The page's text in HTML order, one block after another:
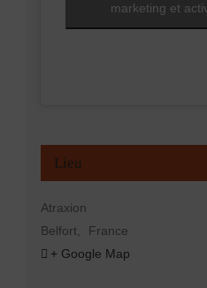
Lieu
Atraxion
Belfort
France
+ Google Map
marketing et